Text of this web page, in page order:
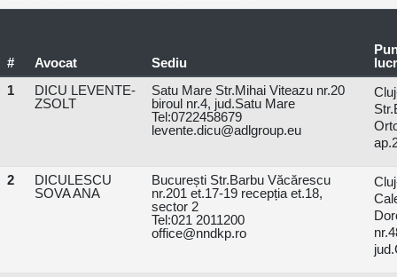
# Avocat Sediu
1
DICU LEVENTE-
ZSOLT
Satu Mare Str.Mihai Viteazu nr.20
biroul nr.4, jud.Satu Mare
Tel:0722458679
levente.dicu@adlgroup.eu
2
DICULESCU
SOVA ANA
București Str.Barbu Văcărescu
nr.201 et.17-19 recepția et.18,
sector 2
Tel:021 2011200
office@nndkp.ro